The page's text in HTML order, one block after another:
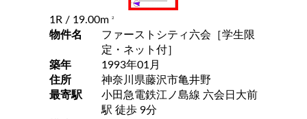
1R / 19.00m 2
物件名
ファーストシティ六会［学生限
定・ネット付］
築年
1993年01月
住所
神奈川県藤沢市亀井野
最寄駅
小田急電鉄江ノ島線 六会日大前
駅 徒歩 9分